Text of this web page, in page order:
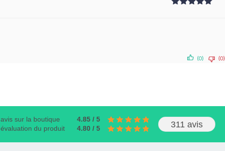
(0) (0)
avis sur la boutique
4.85 / 5
évaluation du produit
4.80 / 5 311 avis